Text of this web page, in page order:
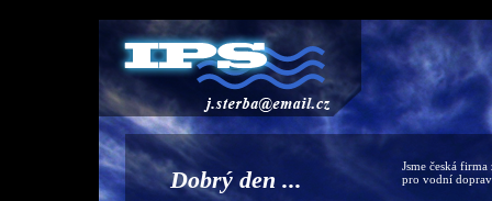
Dobrý den ...
Jsme česká
pro vodní